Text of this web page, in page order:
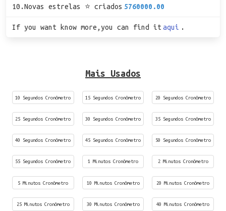
10.Novas estrelas ⭐ criados 5760000.00
If you want know more,you can find it aqui .
Mais Usados
10 Segundos Cronômetro 15 Segundos Cronômetro 20 Segundos Cronômetro
25 Segundos Cronômetro 30 Segundos Cronômetro 35 Segundos Cronômetro
40 Segundos Cronômetro 45 Segundos Cronômetro 50 Segundos Cronômetro
55 Segundos Cronômetro 1 Minutos Cronômetro 2 Minutos Cronômetro
5 Minutos Cronômetro 10 Minutos Cronômetro 20 Minutos Cronômetro
25 Minutos Cronômetro 30 Minutos Cronômetro 40 Minutos Cronômetro